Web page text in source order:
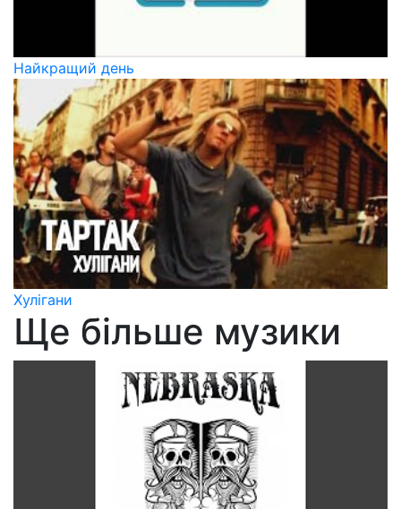
Найкращий день
Хулігани
Ще більше музики